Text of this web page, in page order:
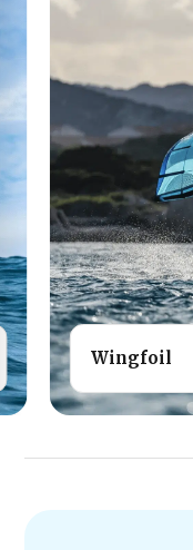
Wingfoil